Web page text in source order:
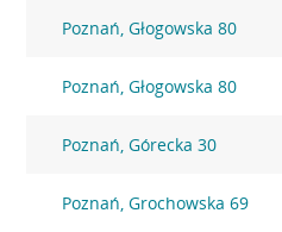
Poznań, Głogowska 80
Poznań, Głogowska 80
Poznań, Górecka 30
Poznań, Grochowska 69